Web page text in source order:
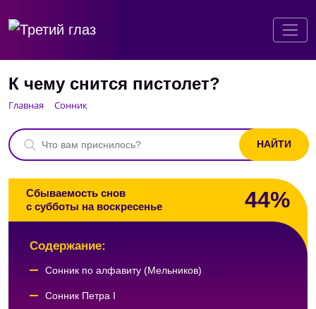
К чему снится пистолет?
Главная Сонник
Сбываемость снов
с субботы на воскресенье
44%
Содержание:
Сонник по алфавиту (Мельников)
Сонник Петра I